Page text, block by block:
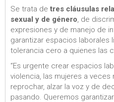
Se trata de tres cláusulas
sexual y de género , de
expresiones y de manejo de
garantizar espacios laborales
tolerancia cero a quienes las
“Es urgente crear espacios
violencia, las mujeres a
reprochar, alzar la voz y de
pasando. Queremos